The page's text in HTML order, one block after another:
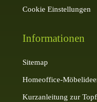
Cookie Einstellungen
Informationen
Sitemap
Homeoffice-
Kurzanleitung zur